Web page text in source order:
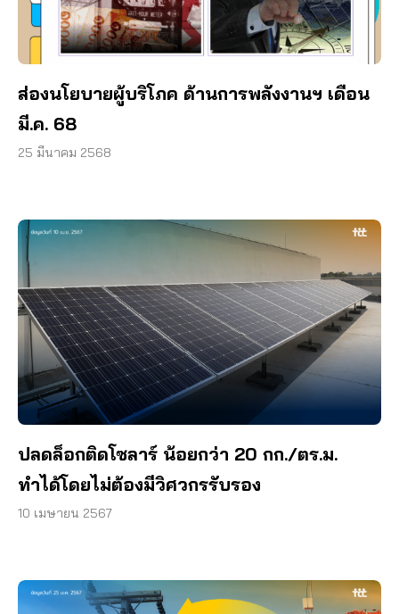
ส่องนโยบายผู้บริโภค ด้านการพลังงานฯ เดือน
มี.ค. 68
25 มีนาคม 2568
ปลดล็อกติดโซลาร์ น้อยกว่า 20 กก./ตร.ม.
ทำได้โดยไม่ต้องมีวิศวกรรับรอง
10 เมษายน 2567